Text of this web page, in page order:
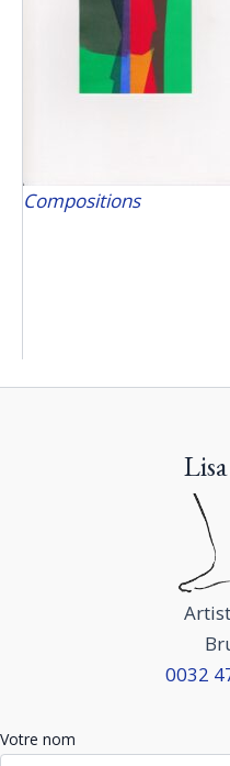
Compositions
0032
Votre nom